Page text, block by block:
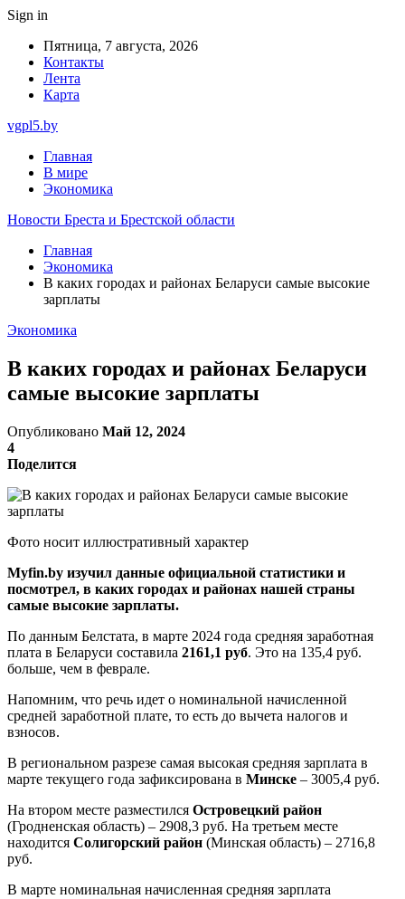
Sign in
Пятница, 7 августа, 2026
Контакты
Лента
Карта
vgpl5.by
Главная
В мире
Экономика
Новости Бреста и Брестской области
Главная
Экономика
В каких городах и районах Беларуси самые высокие
зарплаты
Экономика
В каких городах и районах Беларуси
самые высокие зарплаты
Опубликовано Май 12, 2024
4
Поделится
Фото носит иллюстративный характер
Myfin.by изучил данные официальной статистики и
посмотрел, в каких городах и районах нашей страны
самые высокие зарплаты.
По данным Белстата, в марте 2024 года средняя заработная
плата в Беларуси составила 2161,1 руб. Это на 135,4 руб.
больше, чем в феврале.
Напомним, что речь идет о номинальной начисленной
средней заработной плате, то есть до вычета налогов и
взносов.
В региональном разрезе самая высокая средняя зарплата в
марте текущего года зафиксирована в Минске – 3005,4 руб.
На втором месте разместился Островецкий район
(Гродненская область) – 2908,3 руб. На третьем месте
находится Солигорский район (Минская область) – 2716,8
руб.
В марте номинальная начисленная средняя зарплата